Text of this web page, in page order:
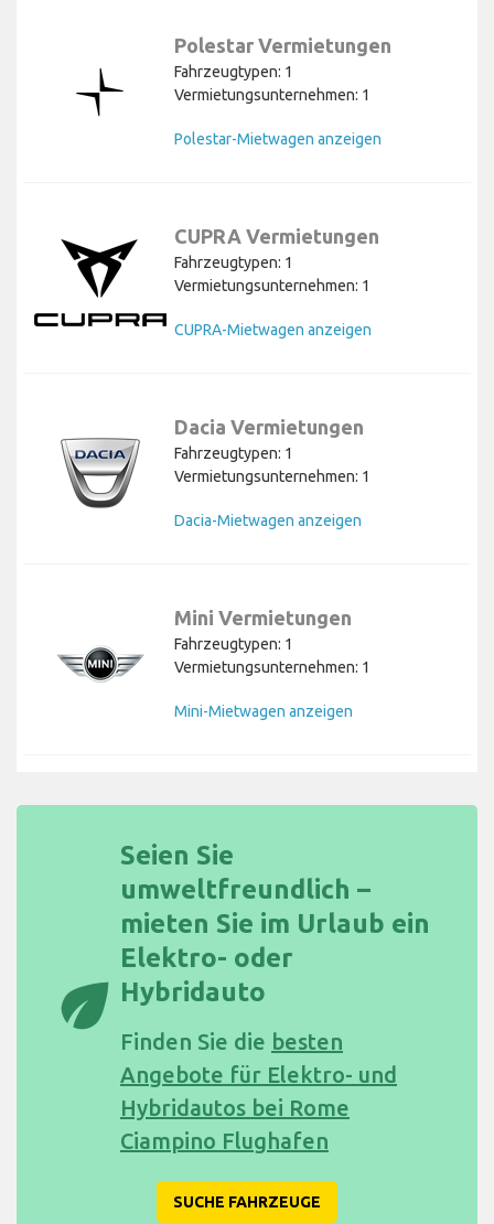
Polestar Vermietungen
Fahrzeugtypen: 1
Vermietungsunternehmen: 1
Polestar-Mietwagen anzeigen
CUPRA Vermietungen
Fahrzeugtypen: 1
Vermietungsunternehmen: 1
CUPRA-Mietwagen anzeigen
Dacia Vermietungen
Fahrzeugtypen: 1
Vermietungsunternehmen: 1
Dacia-Mietwagen anzeigen
Mini Vermietungen
Fahrzeugtypen: 1
Vermietungsunternehmen: 1
Mini-Mietwagen anzeigen
eco
Seien Sie
umweltfreundlich –
mieten Sie im Urlaub ein
Elektro- oder
Hybridauto
Finden Sie die besten
Angebote für Elektro- und
Hybridautos bei Rome
Ciampino Flughafen
SUCHE FAHRZEUGE